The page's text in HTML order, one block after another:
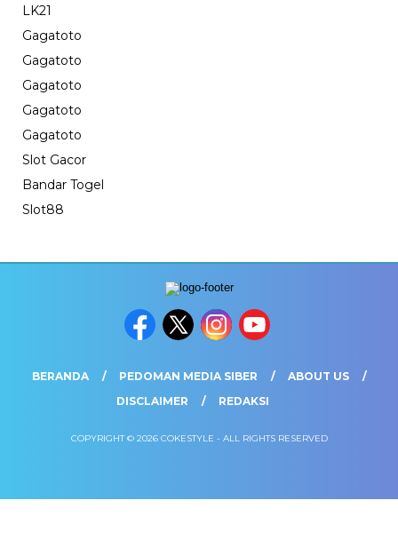
LK21
Gagatoto
Gagatoto
Gagatoto
Gagatoto
Gagatoto
Slot Gacor
Bandar Togel
Slot88
BERANDA PEDOMAN MEDIA SIBER
ABOUT US
DISCLAIMER
REDAKSI
COPYRIGHT © 2026 COKESTYLE - ALL RIGHTS RESERVED